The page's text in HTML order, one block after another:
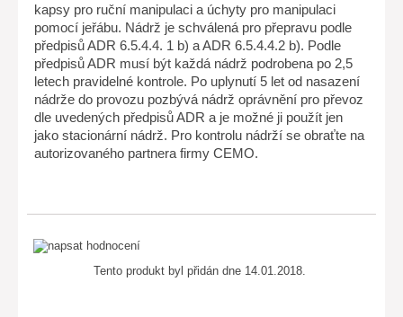
kapsy pro ruční manipulaci a úchyty pro manipulaci
pomocí jeřábu. Nádrž je schválená pro přepravu podle
předpisů ADR 6.5.4.4. 1 b) a ADR 6.5.4.4.2 b). Podle
předpisů ADR musí být každá nádrž podrobena po 2,5
letech pravidelné kontrole. Po uplynutí 5 let od nasazení
nádrže do provozu pozbývá nádrž oprávnění pro převoz
dle uvedených předpisů ADR a je možné ji použít jen
jako stacionární nádrž. Pro kontrolu nádrží se obraťte na
autorizovaného partnera firmy CEMO.
Tento produkt byl přidán dne 14.01.2018.